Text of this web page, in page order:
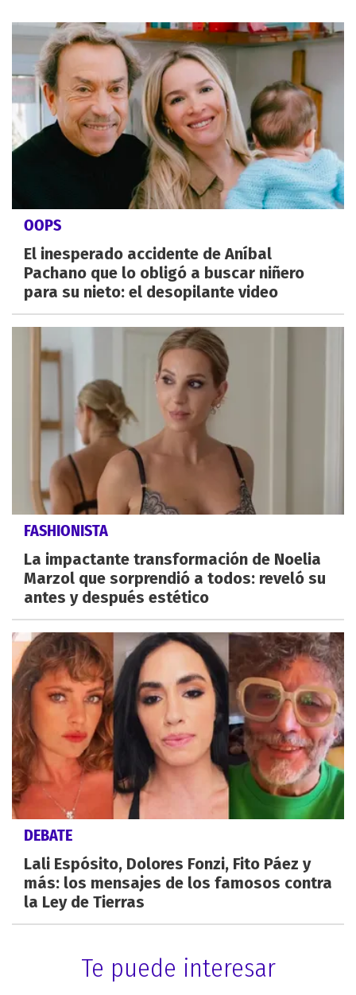
OOPS
El inesperado accidente de Aníbal
Pachano que lo obligó a buscar niñero
para su nieto: el desopilante video
FASHIONISTA
La impactante transformación de Noelia
Marzol que sorprendió a todos: reveló su
antes y después estético
DEBATE
Lali Espósito, Dolores Fonzi, Fito Páez y
más: los mensajes de los famosos contra
la Ley de Tierras
Te puede interesar